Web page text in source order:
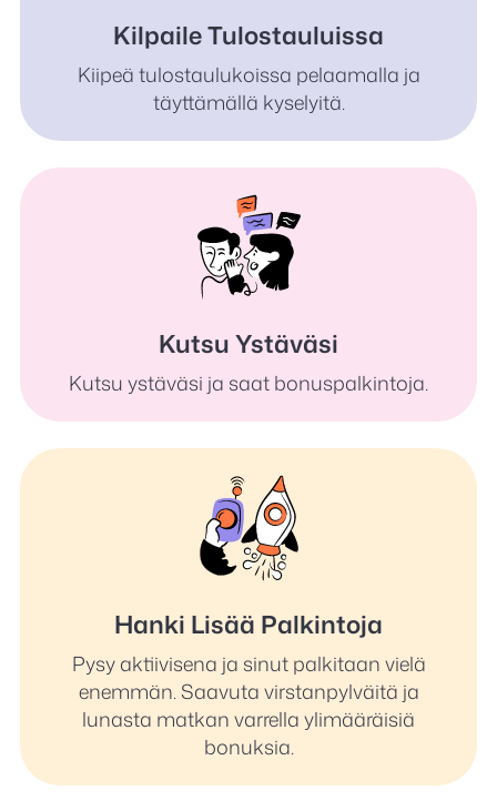
Kilpaile Tulostauluissa
Kiipeä tulostaulukoissa pelaamalla ja
täyttämällä kyselyitä.
Kutsu Ystäväsi
Kutsu ystäväsi ja saat bonuspalkintoja.
Hanki Lisää Palkintoja
Pysy aktiivisena ja sinut palkitaan vielä
enemmän. Saavuta virstanpylväitä ja
lunasta matkan varrella ylimääräisiä
bonuksia.